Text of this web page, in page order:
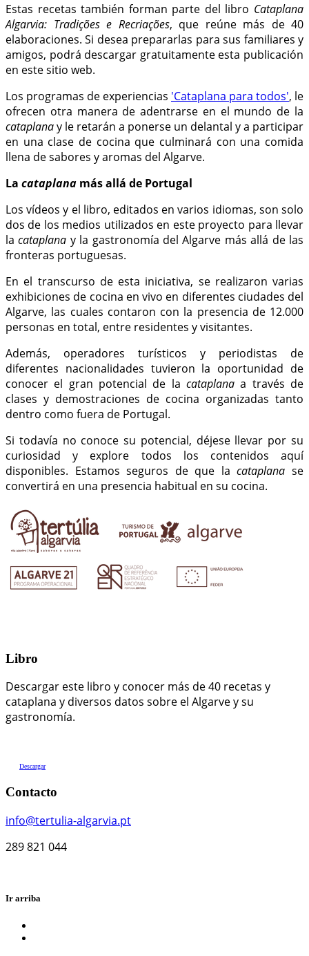
Estas recetas también forman parte del libro Cataplana
Algarvia: Tradições e Recriações, que reúne más de 40
elaboraciones. Si desea prepararlas para sus familiares y
amigos, podrá descargar gratuitamente esta publicación
en este sitio web.
Los programas de experiencias 'Cataplana para todos', le
ofrecen otra manera de adentrarse en el mundo de la
cataplanay le retarán a ponerse un delantal y a participar
en una clase de cocina que culminará con una comida
llena de sabores y aromas del Algarve.
La cataplana más allá de Portugal
Los vídeos y el libro, editados en varios idiomas, son solo
dos de los medios utilizados en este proyecto para llevar
lacataplana y la gastronomía del Algarve más allá de las
fronteras portuguesas.
En el transcurso de esta iniciativa, se realizaron varias
exhibiciones de cocina en vivo en diferentes ciudades del
Algarve, las cuales contaron con la presencia de 12.000
personas en total, entre residentes y visitantes.
Además, operadores turísticos y periodistas de
diferentes nacionalidades tuvieron la oportunidad de
conocer el gran potencial de la cataplana a través de
clases y demostraciones de cocina organizadas tanto
dentro como fuera de Portugal.
Si todavía no conoce su potencial, déjese llevar por su
curiosidad y explore todos los contenidos aquí
disponibles. Estamos seguros de que lacataplana se
convertirá en una presencia habitual en su cocina.
Libro
Descargar este libro y conocer más de 40 recetas y
cataplana y diversos datos sobre el Algarve y su
gastronomía.
Descargar
Contacto
info@tertulia-algarvia.pt
289 821 044
Ir arriba